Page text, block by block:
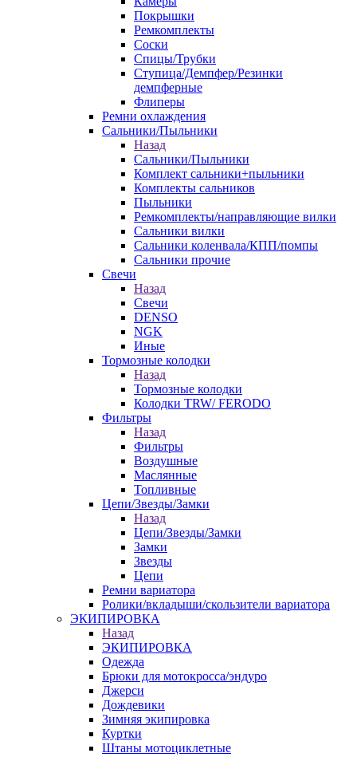
Покрышки
Ремкомплекты
Соски
Спицы/Трубки
Ступица/Демпфер/Резинки
демпферные
Флиперы
Ремни охлаждения
Сальники/Пыльники
Назад
Сальники/Пыльники
Комплект сальники+пыльники
Комплекты сальников
Пыльники
Ремкомплекты/направляющие вилки
Сальники вилки
Сальники коленвала/КПП/помпы
Сальники прочие
Свечи
Назад
Свечи
DENSO
NGK
Иные
Тормозные колодки
Назад
Тормозные колодки
Колодки TRW/ FERODO
Фильтры
Назад
Фильтры
Воздушные
Маслянные
Топливные
Цепи/Звезды/Замки
Назад
Цепи/Звезды/Замки
Замки
Звезды
Цепи
Ремни вариатора
Ролики/вкладыши/скользители вариатора
ЭКИПИРОВКА
Назад
ЭКИПИРОВКА
Одежда
Брюки для мотокросса/эндуро
Джерси
Дождевики
Зимняя экипировка
Куртки
Штаны мотоциклетные